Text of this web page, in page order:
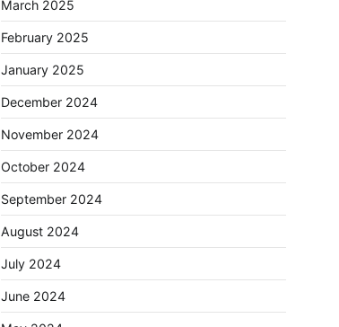
March 2025
February 2025
January 2025
December 2024
November 2024
October 2024
September 2024
August 2024
July 2024
June 2024